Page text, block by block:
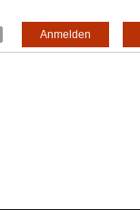
Anmelden